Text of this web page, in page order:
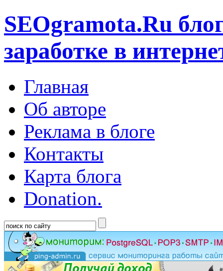
SEOgramota.Ru
заработке в
Главная
Об авторе
Реклама в блоге
Контакты
Карта блога
Donation.